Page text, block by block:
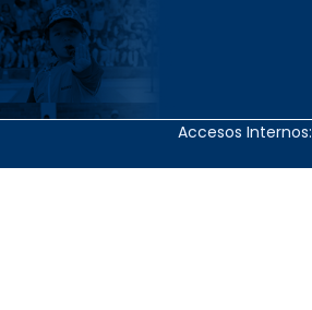
Accesos Internos: